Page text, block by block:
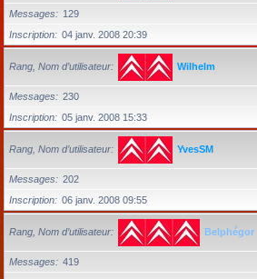
Messages
129
Inscription
04 janv. 2008 20:39
Rang, Nom d’utilisateur Wilhelm
Messages
230
Inscription
05 janv. 2008 15:33
Rang, Nom d’utilisateur YvesSM
Messages
202
Inscription
06 janv. 2008 09:55
Rang, Nom d’utilisateur Belphégor
Messages
419